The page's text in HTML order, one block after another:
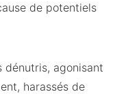
de potentiels
dénutris, agonisant
harassés de